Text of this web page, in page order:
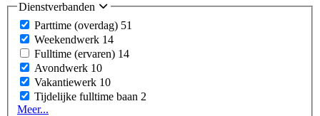
Dienstverbanden
Parttime (overdag) 51
Weekendwerk 14
Fulltime (ervaren) 14
Avondwerk 10
Vakantiewerk 10
Tijdelijke fulltime baan 2
Meer...